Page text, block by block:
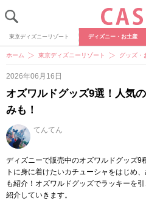
東京ディズニーリゾート ディズニー・お土産
ホーム 東京ディズニーリゾート グッズ・
2026年06月16日
オズワルドグッズ9選！人気
みも！
てんてん
ディズニーで販売中のオズワルドグッズ9
トに身に着けたいカチューシャをはじめ
も紹介！オズワルドグッズでラッキーを
紹介していきます。